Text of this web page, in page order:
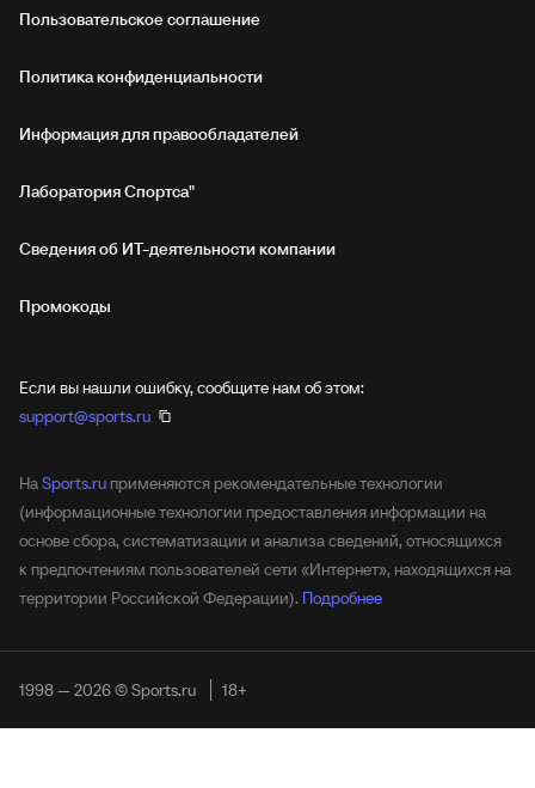
Пользовательское соглашение
Политика конфиденциальности
Информация для правообладателей
Лаборатория Спортса"
Сведения об ИТ‑деятельности компании
Промокоды
Если вы нашли ошибку, сообщите нам об этом:
support@sports.ru
НаSports.ru применяются рекомендательные технологии
(информационные технологии предоставления информации на
основе сбора, систематизации и анализа сведений, относящихся
к предпочтениям пользователей сети «Интернет», находящихся на
территории Российской Федерации). Подробнее
1998 — 2026 © Sports.ru 18+